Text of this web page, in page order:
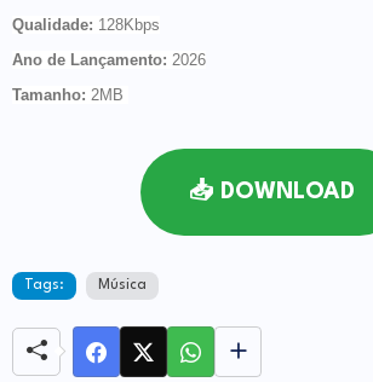
Qualidade: 128Kbps
Ano de Lançamento: 2026
Tamanho: 2MB
📥 DOWNLOAD
Tags: Música